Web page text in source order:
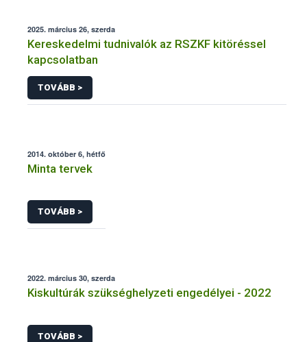
2025. március 26, szerda
Kereskedelmi tudnivalók az RSZKF kitöréssel
kapcsolatban
TOVÁBB >
2014. október 6, hétfő
Minta tervek
TOVÁBB >
2022. március 30, szerda
Kiskultúrák szükséghelyzeti engedélyei - 2022
TOVÁBB >